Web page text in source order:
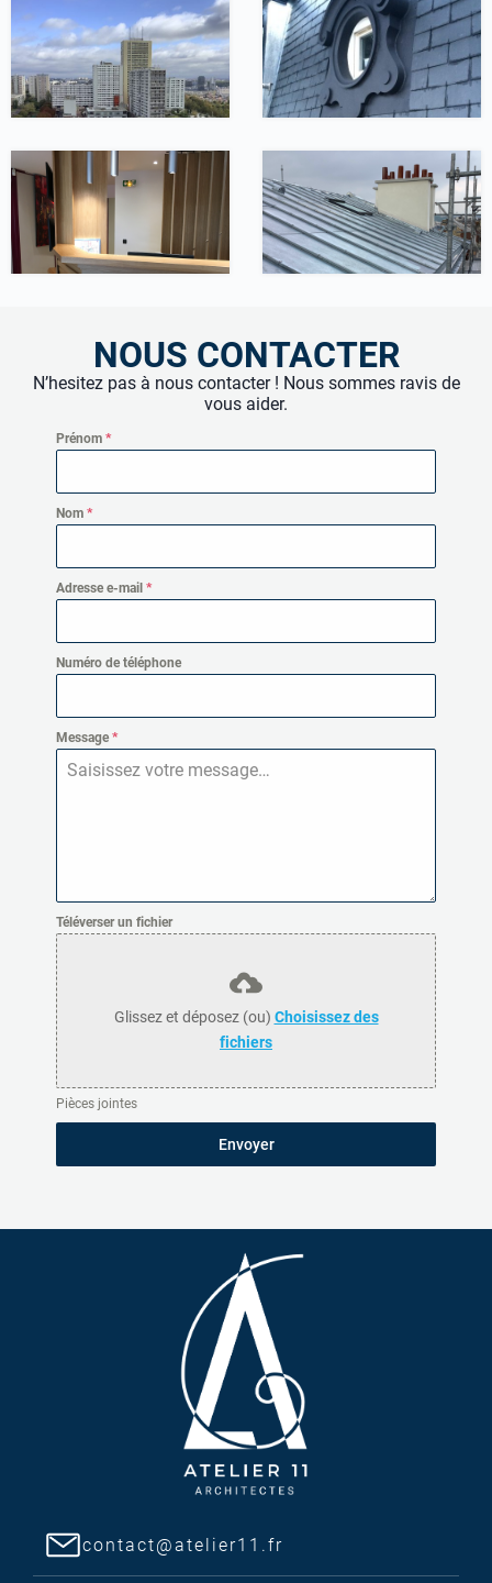
Conseil / AMO
La Noue, Bagnolet
Couverture
Rénovation de
couverture, Saint-
Cloud
Travaux intérieurs
Rénovation d’une
agence immobilière,
Paris 4
Couverture
51 Rue de l’Est –
Boulogne-Billancourt
NOUS CONTACTER
N’hesitez pas à nous contacter ! Nous sommes ravis de
vous aider.
Prénom*
Nom*
Adresse e-mail*
Numéro de téléphone
Message*
Téléverser un fichier
Glissez et déposez (ou) Choisissez des
fichiers
Pièces jointes
Envoyer
contact@atelier11.fr